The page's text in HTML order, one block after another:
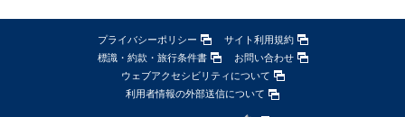
プライバシーポリシー
サイト利用規約
標識・約款・旅行条件書
お問い合わせ
ウェブアクセシビリティについて
利用者情報の外部送信について